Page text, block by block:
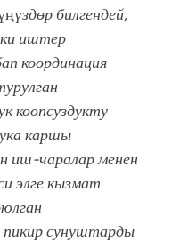
үздөр билгендей,
иштер
координация
коопсуздукту
каршы
иш-чаралар менен
элге кызмат
сунуштарды